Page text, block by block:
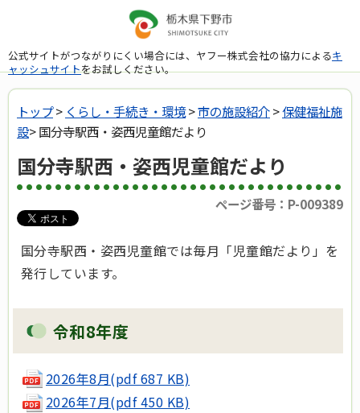
公式サイトがつながりにくい場合には、ヤフー株式会社の協力によるキ
ャッシュサイトをお試しください。
トップ> くらし・手続き・環境>市の施設紹介>保健福祉施
設> 国分寺駅西・姿西児童館だより
国分寺駅西・姿西児童館だより
ページ番号：P-009389
国分寺駅西・姿西児童館では毎月「児童館だより」を
発行しています。
令和8年度
2026年8月(pdf 687 KB)
2026年7月(pdf 450 KB)